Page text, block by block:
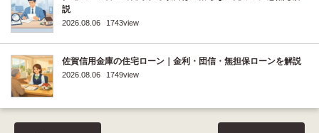
説
2026.08.06 1743view
佐賀信用金庫の住宅ローン｜金利・団信・無担保ローンを解説
2026.08.06 1749view